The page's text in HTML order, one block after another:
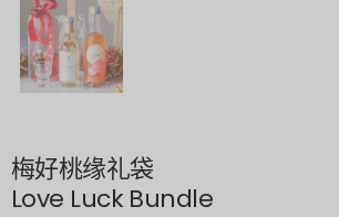
梅好桃缘礼袋
Love Luck Bundle